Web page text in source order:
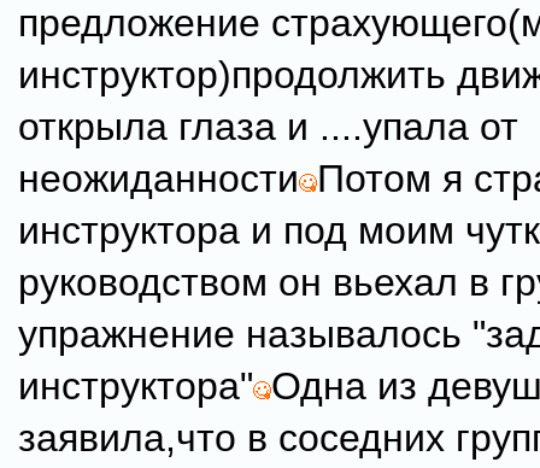
предложение
инструктор)продолжить
открыла глаза и ....упала от
неожиданности Потом я
инструктора и под моим
руководством он вьехал в
упражнение называлось
инструктора" Одна из
заявила,что в соседних